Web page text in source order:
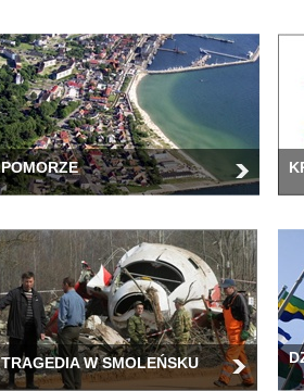
POMORZE
TRAGEDIA W SMOLEŃSKU